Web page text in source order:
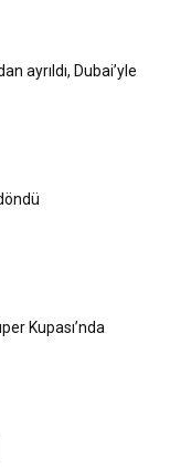
ayrıldı, Dubai’yle
Kupası’nda